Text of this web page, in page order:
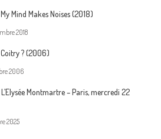
Mind Makes Noises (2018)
2018
Coitry ? (2006)
2006
Montmartre – Paris, mercredi 22
2025